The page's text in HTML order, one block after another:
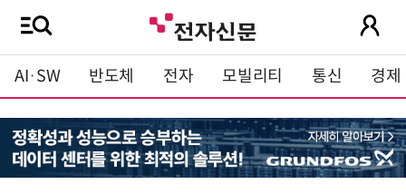
AI·SW 반도체 전자 모빌리티 통신 경제